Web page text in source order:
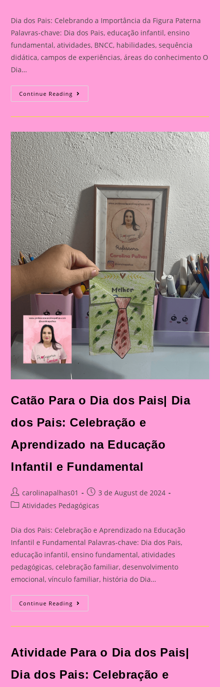
Dia dos Pais: Celebrando a Importância da Figura Paterna
Palavras-chave: Dia dos Pais, educação infantil, ensino
fundamental, atividades, BNCC, habilidades, sequência
didática, campos de experiências, áreas do conhecimento O
Dia…
Continue Reading Cartão
Lembrança
O
Pais
|
Dia
Dos
Pais:
Celebrando
A
Importância
Da
Figura
Paterna
Catão Para o Dia dos Pais| Dia
dos Pais: Celebração e
Aprendizado na Educação
Infantil e Fundamental
Post
author:
carolinapalhas01
Post
published:
3 de August de 2024
PostAtividades Pedagógicas
Dia dos Pais: Celebração e Aprendizado na Educação
Infantil e Fundamental Palavras-chave: Dia dos Pais,
educação infantil, ensino fundamental, atividades
pedagógicas, celebração familiar, desenvolvimento
emocional, vínculo familiar, história do Dia…
Continue Reading Catão
Para
Dia
Dos
Pais:
E
Aprendizado
Atividade Para o Dia dos Pais|
Dia dos Pais: Celebração e